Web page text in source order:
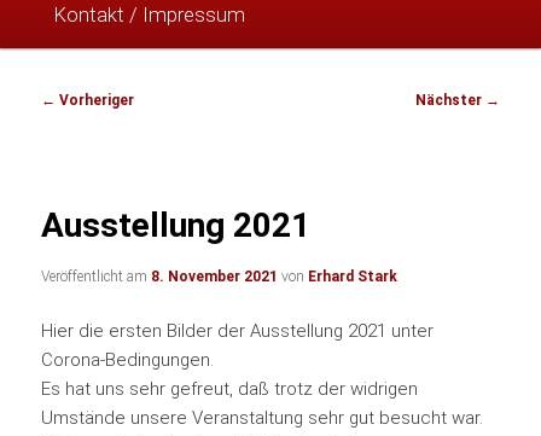
Kontakt / Impressum
Beitragsnavigation
← Vorheriger Nächster →
Ausstellung 2021
Veröffentlicht am 8. November 2021 von Erhard Stark
Hier die ersten Bilder der Ausstellung 2021 unter
Corona-Bedingungen.
Es hat uns sehr gefreut, daß trotz der widrigen
Umstände unsere Veranstaltung sehr gut besucht war.